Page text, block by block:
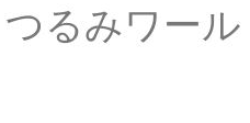
るみワー